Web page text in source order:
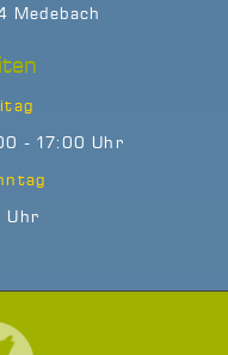
Medebach
- 17:00 Uhr
Uhr